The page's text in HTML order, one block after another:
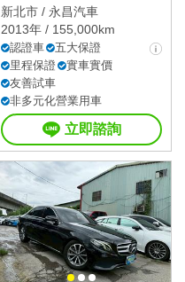
新北市 / 永昌汽車
2013年 / 155,000km
認證車
五大保證
里程保證
實車實價
友善試車
非多元化營業用車
立即諮詢